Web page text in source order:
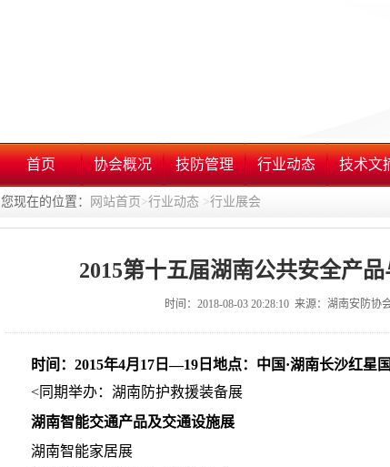
首页 协会概况 技防管理 行业动态 技术文
您现在的位置： 网站首页 >行业动态 >行业展会
2015第十五届湖南公共安全产
时间：2018-08-03 20:28:10 来源：湖南安防协
时间：2015年4月17日—19 日地点：中国·湖南长沙红星
<同期举办：湖南防护救援装备展
湖南智能交通产品及交通设施展
湖南智能家居展